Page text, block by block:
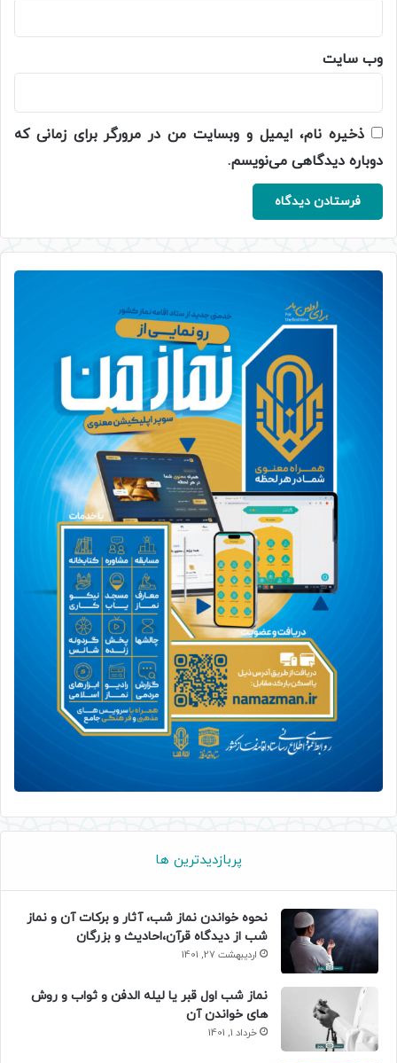
وب‌ سایت
ذخیره نام، ایمیل و وبسایت من در مرورگر برای زمانی که
دوباره دیدگاهی می‌نویسم.
پربازدیدترین ها
نحوه خواندن نماز شب، آثار و برکات آن و نماز
شب از دیدگاه قرآن،احادیث و بزرگان
اردیبهشت 27, 1401
نماز شب اول قبر یا لیله الدفن و ثواب و روش
های خواندن آن
خرداد 1, 1401